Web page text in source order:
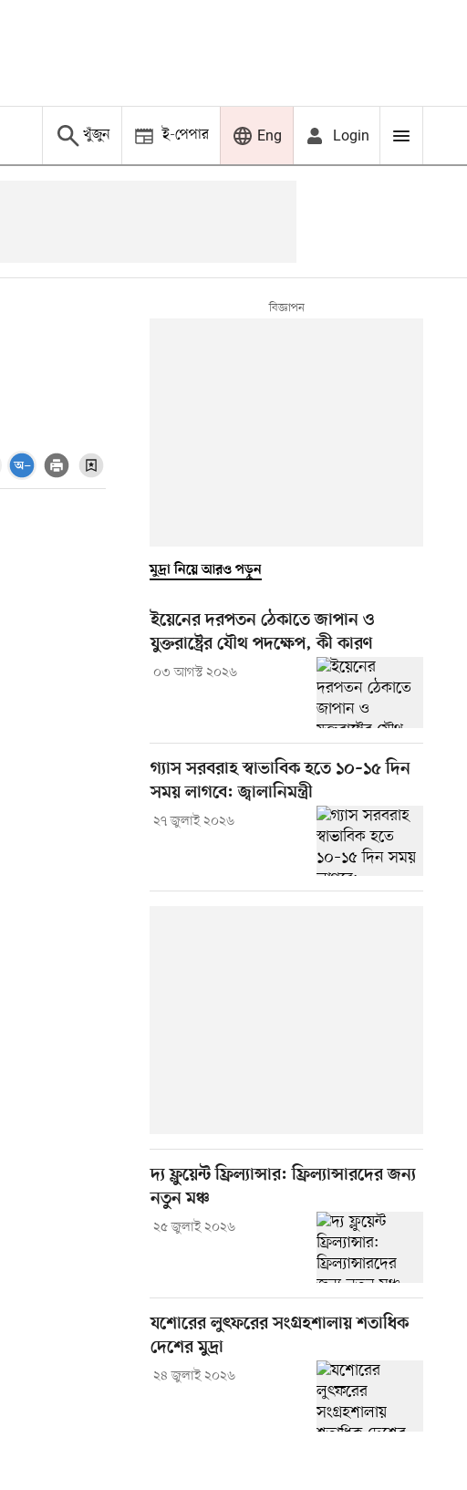
খুঁজুন ই-পেপার Eng Login
মুদ্রা নিয়ে আরও পড়ুন
ইয়েনের দরপতন ঠেকাতে জাপান ও
যুক্তরাষ্ট্রের যৌথ পদক্ষেপ, কী কারণ
০৩ আগস্ট ২০২৬
গ্যাস সরবরাহ স্বাভাবিক হতে ১০–১৫ দিন
সময় লাগবে: জ্বালানিমন্ত্রী
২৭ জুলাই ২০২৬
দ্য ফ্লুয়েন্ট ফ্রিল্যান্সার: ফ্রিল্যান্সারদের জন্য
নতুন মঞ্চ
২৫ জুলাই ২০২৬
যশোরের লুৎফরের সংগ্রহশালায় শতাধিক
দেশের মুদ্রা
২৪ জুলাই ২০২৬